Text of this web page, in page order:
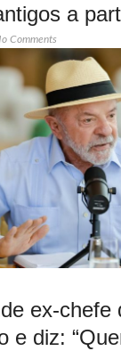
a
Comments
ex-chefe
e diz: